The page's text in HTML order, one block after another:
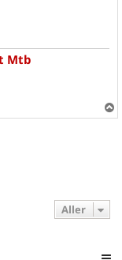
Mtb
a
Aller